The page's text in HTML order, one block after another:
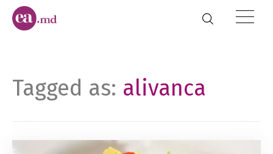
Tagged as: alivanca